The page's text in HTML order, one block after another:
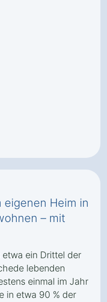
eigenen Heim in
– mit
ein Drittel der
lebenden
einmal im Jahr
in etwa 90 % der